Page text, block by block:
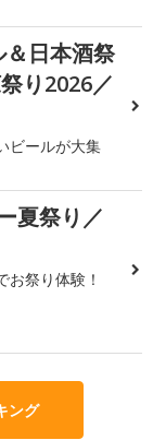
日本酒祭
り2026／
ビールが大集
夏祭り／
お祭り体験！
ング